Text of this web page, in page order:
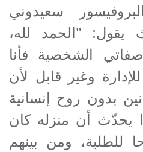
سعيدوني
يقول: "الحمد لله،
الشخصية فأنا
وغير قابل لأن
بدون روح إنسانية
يحدّث أن منزله كان
للطلبة، ومن بينهم